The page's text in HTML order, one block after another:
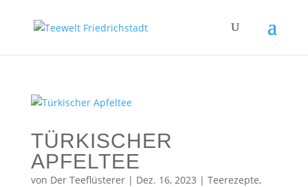
TÜRKISCHER
APFELTEE
von Der Teeflüsterer| Dez. 16, 2023 | Teerezepte,